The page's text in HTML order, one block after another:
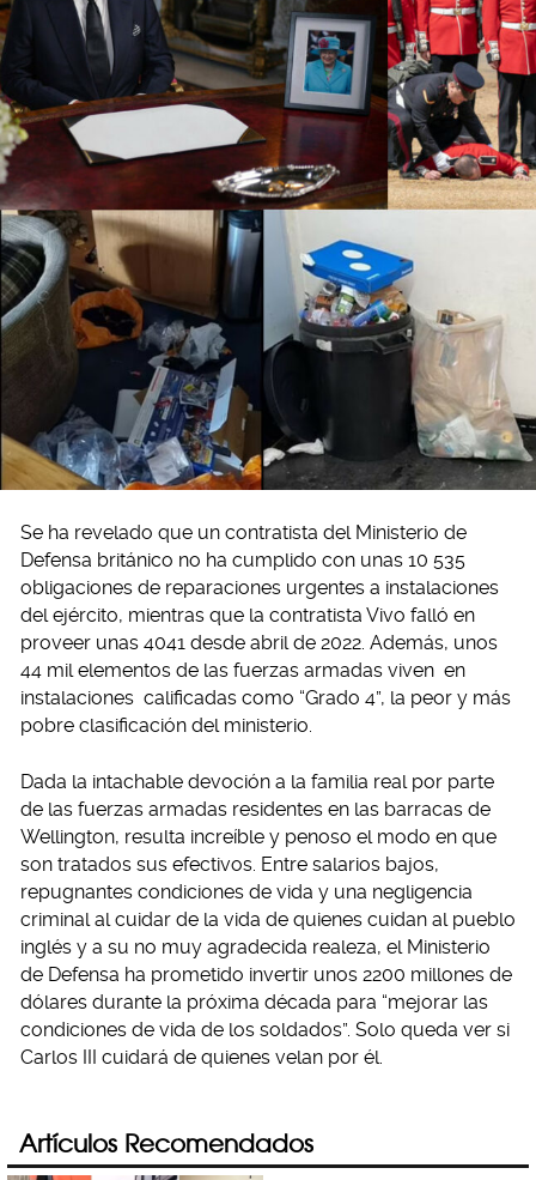
Se ha revelado que un contratista del Ministerio de
Defensa británico no ha cumplido con unas 10 535
obligaciones de reparaciones urgentes a instalaciones
del ejército, mientras que la contratista Vivo falló en
proveer unas 4041 desde abril de 2022. Además, unos
44 mil elementos de las fuerzas armadas viven en
instalaciones calificadas como “Grado 4”, la peor y más
pobre clasificación del ministerio.
Dada la intachable devoción a la familia real por parte
de las fuerzas armadas residentes en las barracas de
Wellington, resulta increíble y penoso el modo en que
son tratados sus efectivos. Entre salarios bajos,
repugnantes condiciones de vida y una negligencia
criminal al cuidar de la vida de quienes cuidan al pueblo
inglés y a su no muy agradecida realeza, el Ministerio
de Defensa ha prometido invertir unos 2200 millones de
dólares durante la próxima década para “mejorar las
condiciones de vida de los soldados”. Solo queda ver si
Carlos III cuidará de quienes velan por él.
Artículos Recomendados